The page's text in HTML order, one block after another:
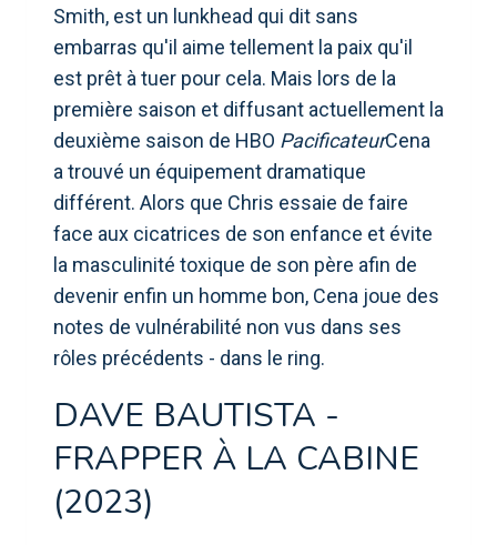
Smith, est un lunkhead qui dit sans
embarras qu'il aime tellement la paix qu'il
est prêt à tuer pour cela. Mais lors de la
première saison et diffusant actuellement la
deuxième saison de HBO PacificateurCena
a trouvé un équipement dramatique
différent. Alors que Chris essaie de faire
face aux cicatrices de son enfance et évite
la masculinité toxique de son père afin de
devenir enfin un homme bon, Cena joue des
notes de vulnérabilité non vus dans ses
rôles précédents - dans le ring.
DAVE BAUTISTA -
FRAPPER À LA CABINE
(2023)